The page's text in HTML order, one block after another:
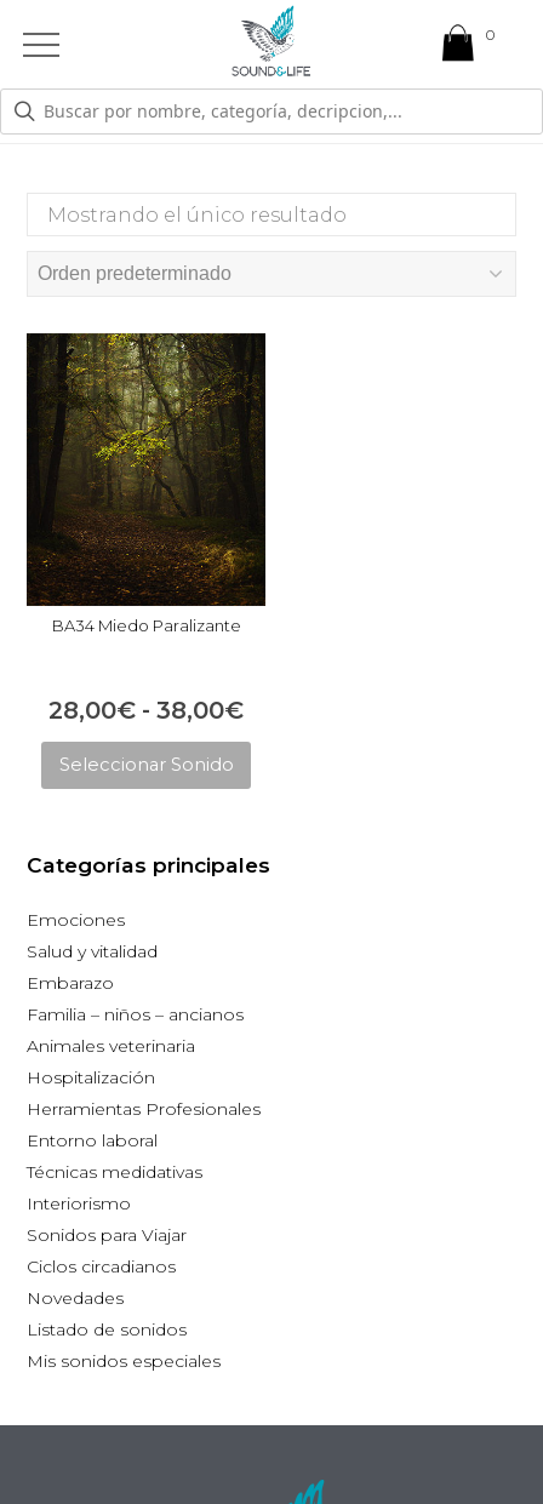
Open
Menu
MIEDO A LOS RUIDOS
Mostrando el único resultado
BA34 Miedo Paralizante
28,00€ - 38,00€Rango
de
precios:
28,00€
Seleccionar Sonido
Este
variantes.
página
Categorías principales
Emociones
Salud y vitalidad
Embarazo
Familia – niños – ancianos
Animales veterinaria
Hospitalización
Herramientas Profesionales
Entorno laboral
Técnicas medidativas
Interiorismo
Sonidos para Viajar
Ciclos circadianos
Novedades
Listado de sonidos
Mis sonidos especiales
0